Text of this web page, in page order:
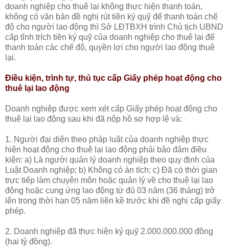
doanh nghiệp cho thuê lại không thực hiện thanh toán,
không có văn bản đề nghị rút tiền ký quỹ để thanh toán chế
độ cho người lao động thì Sở LĐTBXH trình Chủ tịch UBND
cấp tỉnh trích tiền ký quỹ của doanh nghiệp cho thuê lại để
thanh toán các chế độ, quyền lợi cho người lao động thuê
lại.
Điều kiện, trình tự, thủ tục cấp Giấy phép hoạt động cho
thuê lại lao động
Doanh nghiệp được xem xét cấp Giấy phép hoạt động cho
thuê lại lao động sau khi đã nộp hồ sơ hợp lệ và:
1. Người đại diện theo pháp luật của doanh nghiệp thực
hiện hoạt động cho thuê lại lao động phải bảo đảm điều
kiện: a) Là người quản lý doanh nghiệp theo quy định của
Luật Doanh nghiệp; b) Không có án tích; c) Đã có thời gian
trực tiếp làm chuyên môn hoặc quản lý về cho thuê lại lao
động hoặc cung ứng lao động từ đủ 03 năm (36 tháng) trở
lên trong thời hạn 05 năm liền kề trước khi đề nghị cấp giấy
phép.
2. Doanh nghiệp đã thực hiện ký quỹ 2.000.000.000 đồng
(hai tỷ đồng).